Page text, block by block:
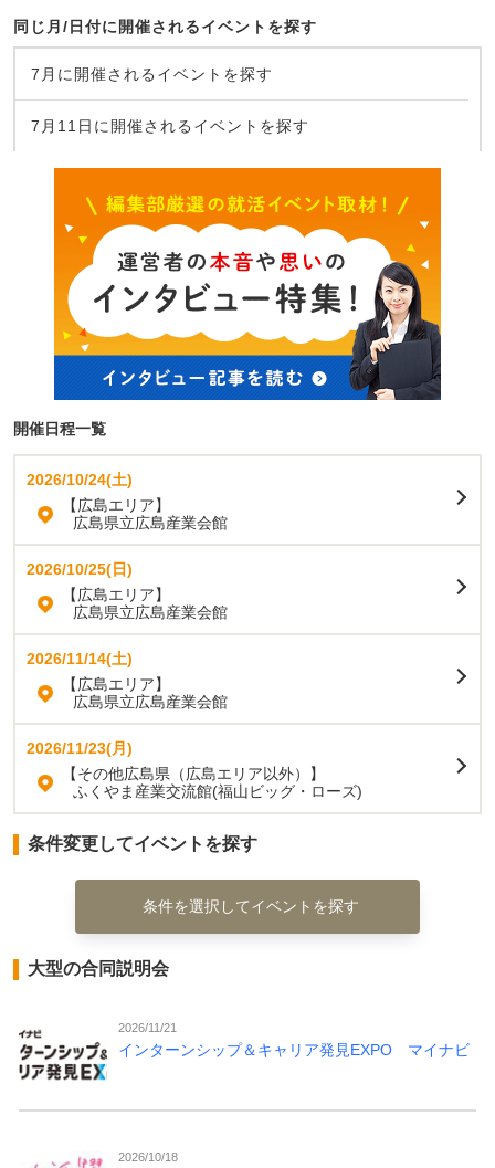
同じ月/日付に開催されるイベントを探す
7月に開催されるイベントを探す
7月11日に開催されるイベントを探す
開催日程一覧
2026/10/24(土)
【広島エリア】
広島県立広島産業会館
2026/10/25(日)
【広島エリア】
広島県立広島産業会館
2026/11/14(土)
【広島エリア】
広島県立広島産業会館
2026/11/23(月)
【その他広島県（広島エリア以外）】
ふくやま産業交流館(福山ビッグ・ローズ)
条件変更してイベントを探す
条件を選択してイベントを探す
大型の合同説明会
2026/11/21
インターンシップ＆キャリア発見EXPO マイナビ
2026/10/18